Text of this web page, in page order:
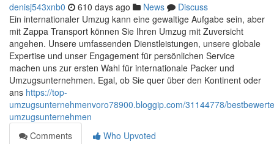
denisj543xnb0 610 days ago News
Discuss
Ein internationaler Umzug kann eine gewaltige Aufgabe sein, aber
mit Zappa Transport können Sie Ihren Umzug mit Zuversicht
angehen. Unsere umfassenden Dienstleistungen, unsere globale
Expertise und unser Engagement für persönlichen Service
machen uns zur ersten Wahl für internationale Packer und
Umzugsunternehmen. Egal, ob Sie quer über den Kontinent oder
ans https://top-
umzugsunternehmenvoro78900.bloggip.com/31144778/
umzugsunternehmen
Comments
Who Upvoted